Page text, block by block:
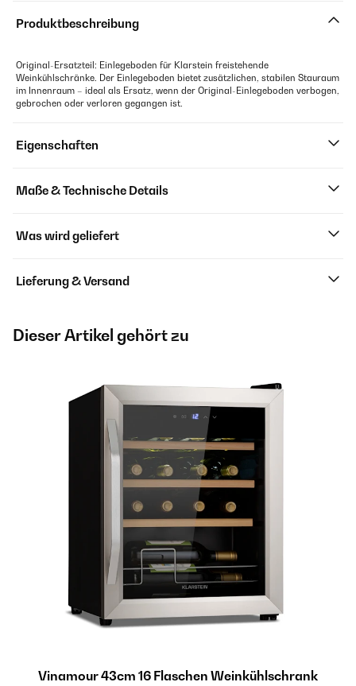
Produktbeschreibung
Original-Ersatzteil: Einlegeboden für Klarstein freistehende
Weinkühlschränke. Der Einlegeboden bietet zusätzlichen, stabilen Stauraum
im Innenraum – ideal als Ersatz, wenn der Original-Einlegeboden verbogen,
gebrochen oder verloren gegangen ist.
Eigenschaften
Maße & Technische Details
Was wird geliefert
Lieferung & Versand
Dieser Artikel gehört zu
Vinamour 43cm 16 Flaschen Weinkühlschrank